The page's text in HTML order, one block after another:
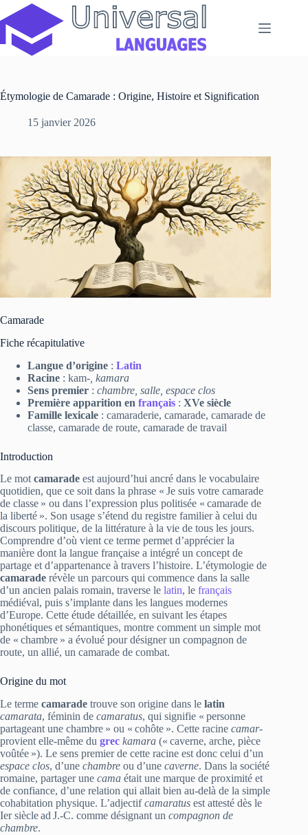
Passer
au
contenu
Étymologie de Camarade : Origine, Histoire et Signification
15 janvier 2026
Camarade
Fiche récapitulative
Langue d’origine : Latin
Racine : kam- kamara
Sens premier : chambre, salle, espace clos
Première apparition en français : XVe siècle
Famille lexicale : camaraderie, camarade, camarade de
classe, camarade de route, camarade de travail
Introduction
Le mot camarade est aujourd’hui ancré dans le vocabulaire
quotidien, que ce soit dans la phrase « Je suis votre camarade
de classe » ou dans l’expression plus politisée « camarade de
la liberté ». Son usage s’étend du registre familier à celui du
discours politique, de la littérature à la vie de tous les jours.
Comprendre d’où vient ce terme permet d’apprécier la
manière dont la langue française a intégré un concept de
partage et d’appartenance à travers l’histoire. L’étymologie de
camarade révèle un parcours qui commence dans la salle
d’un ancien palais romain, traverse le latin, le français
médiéval, puis s’implante dans les langues modernes
d’Europe. Cette étude détaillée, en suivant les étapes
phonétiques et sémantiques, montre comment un simple mot
de « chambre » a évolué pour désigner un compagnon de
route, un allié, un camarade de combat.
Origine du mot
Le terme camarade trouve son origine dans le latin
camarata, féminin de camaratus, qui signifie « personne
partageant une chambre » ou « cohôte ». Cette racine camar-
provient elle‑même du grec kamara (« caverne, arche, pièce
voûtée »). Le sens premier de cette racine est donc celui d’un
espace clos, d’une chambre ou d’une caverne. Dans la société
romaine, partager une cama était une marque de proximité et
de confiance, d’une relation qui allait bien au-delà de la simple
cohabitation physique. L’adjectifcamaratus est attesté dès le
Ier siècle ad J.-C. comme désignant un compagnon de
chambre.